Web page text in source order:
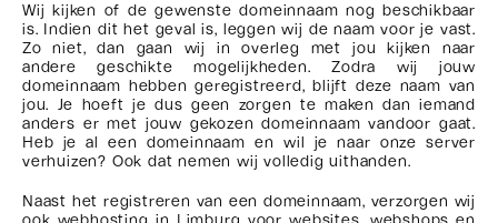
Wij kijken of de gewenste domeinnaam nog beschikbaar
is. Indien dit het geval is, leggen wij de naam voor je vast.
Zo niet, dan gaan wij in overleg met jou kijken naar
andere geschikte mogelijkheden. Zodra wij jouw
domeinnaam hebben geregistreerd, blijft deze naam van
jou. Je hoeft je dus geen zorgen te maken dan iemand
anders er met jouw gekozen domeinnaam vandoor gaat.
Heb je al een domeinnaam en wil je naar onze server
verhuizen? Ook dat nemen wij volledig uithanden.
Naast het registreren van een domeinnaam, verzorgen wij